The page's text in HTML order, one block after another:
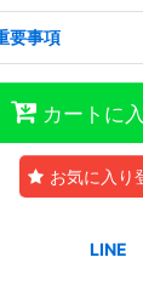
要事項
カートに
お気に入り